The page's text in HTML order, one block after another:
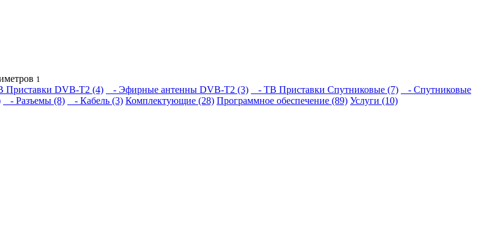
1
Приставки DVB-T2 (4) - Эфирные антенны DVB-T2 (3) - ТВ Приставки Спутниковые (7)
- Спутниковые
- Разъемы (8) - Кабель (3) Комплектующие (28) Программное обеспечение (89) Услуги (10)